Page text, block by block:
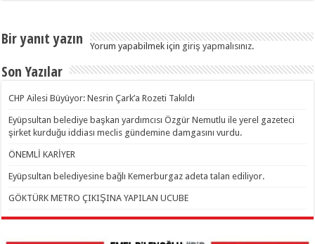
Bir yanıt yazın Yorum yapabilmek için giriş yapmalısınız.
Son Yazılar
CHP Ailesi Büyüyor: Nesrin Çark’a Rozeti Takıldı
Eyüpsultan belediye başkan yardımcısı Özgür Nemutlu ile yerel gazeteci
şirket kurduğu iddiası meclis gündemine damgasını vurdu.
ÖNEMLİ KARİYER
Eyüpsultan belediyesine bağlı Kemerburgaz adeta talan ediliyor.
GÖKTÜRK METRO ÇIKIŞINA YAPILAN UCUBE